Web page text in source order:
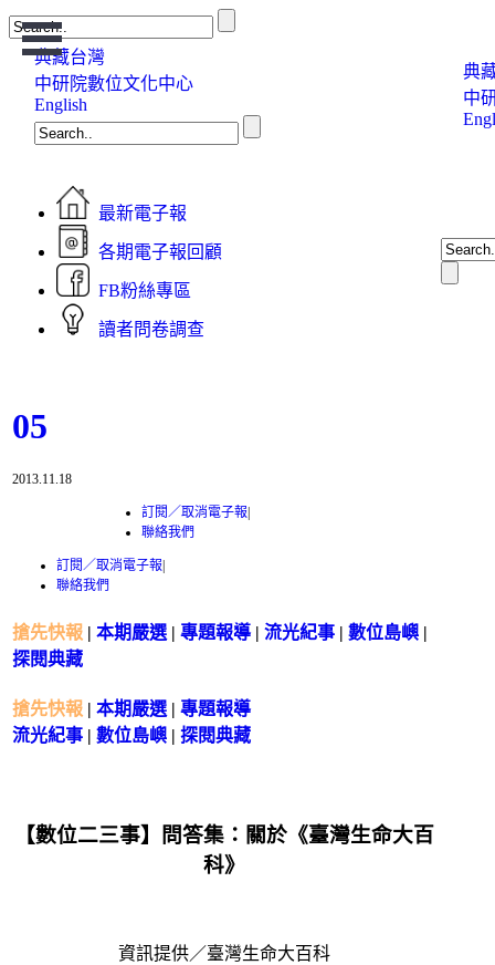
Open
Menu
典藏台灣
中研院數位文化中心
English
典
中
最新電子報
各期電子報回顧
FB粉絲專區
讀者問卷調查
05
2013.11.18
訂閱／取消電子報|
聯絡我們
訂閱／取消電子報|
聯絡我們
搶先快報 | 本期嚴選 | 專題報導| 流光紀事 | 數位島嶼 |
探閱典藏
搶先快報 | 本期嚴選 | 專題報導
流光紀事 | 數位島嶼 | 探閱典藏
【數位二三事】問答集：關於《臺灣生命大百
科》
資訊提供／臺灣生命大百科